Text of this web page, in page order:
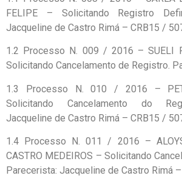
FELIPE – Solicitando Registro
Jacqueline de Castro Rimá – CRB15 /
1.2 Processo N. 009 / 2016 – SUELI
Solicitando Cancelamento de Registro.
1.3 Processo N. 010 / 2016 –
Solicitando Cancelamento do
Jacqueline de Castro Rimá – CRB15 /
1.4 Processo N. 011 / 2016 –
CASTRO MEDEIROS – Solicitando
Parecerista: Jacqueline de Castro Rimá